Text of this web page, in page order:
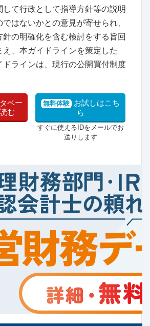
して行政として指導方針等の説明
はないかとの意見が寄せられ、
の明確化を含む検討をする旨回
、本ガイドラインを策定した
ラインは、現行の公開買付制度
ベー
む
無料体験 お試しはこち
ら
すぐに使えるIDをメールでお
送りします